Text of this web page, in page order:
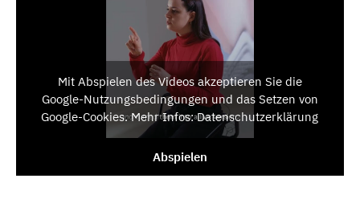
Mit Abspielen des Videos akzeptieren Sie die
Google-Nutzungsbedingungen und das Setzen von
Google-Cookies. Mehr Infos: Datenschutzerklärung
Abspielen